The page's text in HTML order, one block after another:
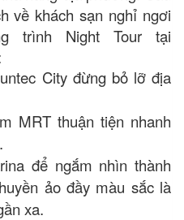
về khách sạn nghỉ ngơi
trình Night Tour tại
City đừng bỏ lỡ địa
MRT thuận tiện nhanh
để ngắm nhìn thành
ảo đầy màu sắc là
xa.